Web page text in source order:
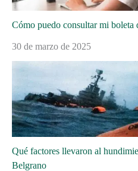
Cómo puedo consultar mi boleta
30 de marzo de 2025
Qué factores llevaron al
Belgrano